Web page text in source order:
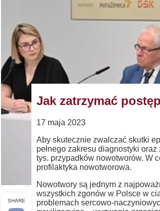
SHARE
Jak zatrzymać
17 maja 2023
Aby skutecznie zwalczać skutki
pełnego zakresu diagnostyki
tys. przypadków nowotworów. W
profilaktyka nowotworowa.
Nowotwory są jednym z
wszystkich zgonów w Polsce w
problemach sercowo-